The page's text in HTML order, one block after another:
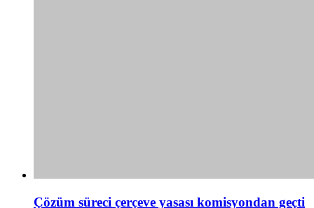
Çözüm süreci çerçeve yasası komisyondan geçti